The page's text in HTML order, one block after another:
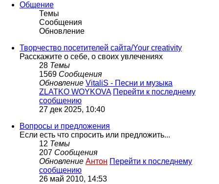
Общение
Темы
Сообщения
Обновление
Творчество посетителей сайта/Your creativity
Расскажите о себе, о своих увлечениях
28 Темы
1569 Сообщения
Обновление VitaliS - Песни и музыка
ZLATKO WOYKOVA Перейти к последнему
сообщению
27 дек 2025, 10:40
Вопросы и предложения
Если есть что спросить или предложить...
12 Темы
207 Сообщения
Обновление Антон Перейти к последнему
сообщению
26 май 2010, 14:53